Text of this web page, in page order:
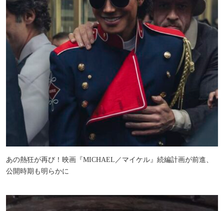
あの熱狂が再び！映画『MICHAEL／マイケル』続編計画が前進、
公開時期も明らかに